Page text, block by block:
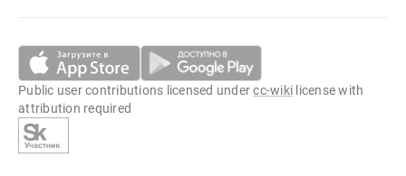
Public user contributions licensed undercc-wiki license with
attribution required